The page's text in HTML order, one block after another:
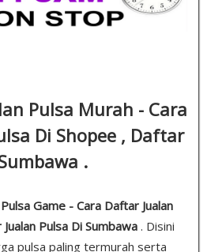
Pulsa Murah - Cara
Di Shopee , Daftar
.
Game - Cara Daftar Jualan
Pulsa Di Sumbawa . Disini
pulsa paling termurah serta